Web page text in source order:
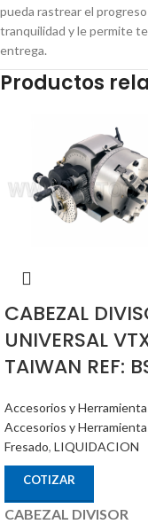
pueda rastrear el
tranquilidad y le permite
entrega.
Productos
CABEZAL
UNIVERSAL
TAIWAN REF:
Accesorios y
Accesorios y
Fresado, LIQUIDACION
COTIZAR
CABEZAL DIVISOR